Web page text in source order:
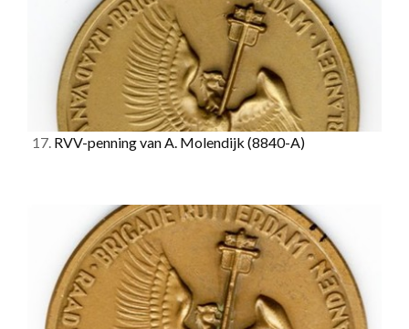
17. RVV-penning van A. Molendijk (8840-A)